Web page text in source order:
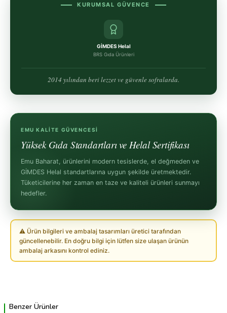
KURUMSAL GÜVENCE
GİMDES Helal
BRS Gıda Ürünleri
2014 yılından beri lezzet ve güvenle sofralarda.
EMU KALITE GÜVENCESI
Yüksek Gıda Standartları ve Helal Sertifikası
Emu Baharat, ürünlerini modern tesislerde, el değmeden ve
GİMDES Helal standartlarına uygun şekilde üretmektedir.
Tüketicilerine her zaman en taze ve kaliteli ürünleri sunmayı
hedefler.
⚠ Ürün bilgileri ve ambalaj tasarımları üretici tarafından
güncellenebilir. En doğru bilgi için lütfen size ulaşan ürünün
ambalaj arkasını kontrol ediniz.
Benzer Ürünler